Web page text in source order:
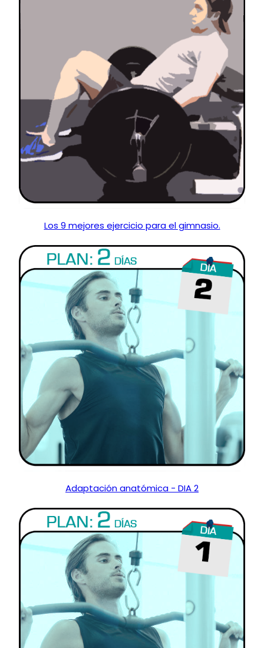
Los 9 mejores ejercicio para el gimnasio.
Adaptación anatómica - DIA 2